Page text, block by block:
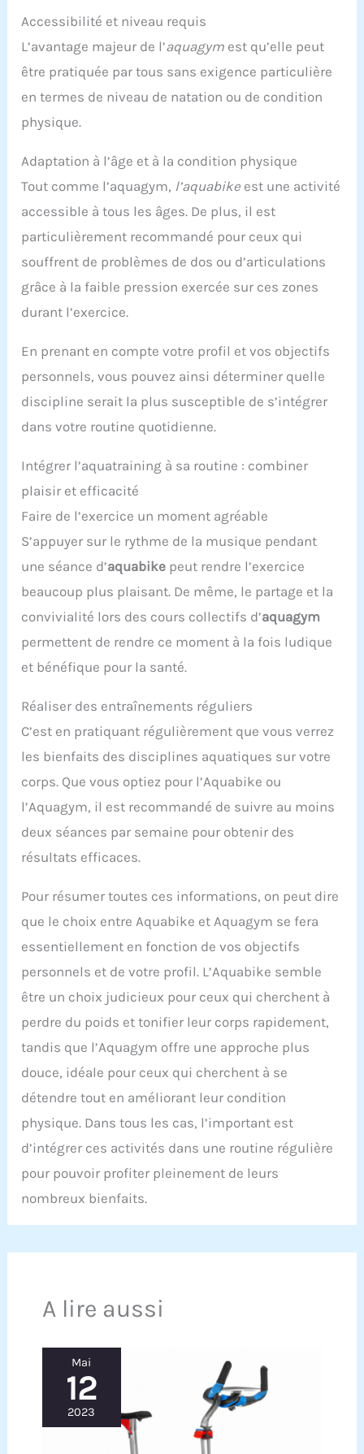
Accessibilité et niveau requis
L’avantage majeur de l’aquagym est qu’elle peut
être pratiquée par tous sans exigence particulière
en termes de niveau de natation ou de condition
physique.
Adaptation à l’âge et à la condition physique
Tout comme l’aquagym, l’aquabike est une activité
accessible à tous les âges. De plus, il est
particulièrement recommandé pour ceux qui
souffrent de problèmes de dos ou d’articulations
grâce à la faible pression exercée sur ces zones
durant l’exercice.
En prenant en compte votre profil et vos objectifs
personnels, vous pouvez ainsi déterminer quelle
discipline serait la plus susceptible de s’intégrer
dans votre routine quotidienne.
Intégrer l’aquatraining à sa routine : combiner
plaisir et efficacité
Faire de l’exercice un moment agréable
S’appuyer sur le rythme de la musique pendant
une séance d’aquabike peut rendre l’exercice
beaucoup plus plaisant. De même, le partage et la
convivialité lors des cours collectifs d’aquagym
permettent de rendre ce moment à la fois ludique
et bénéfique pour la santé.
Réaliser des entraînements réguliers
C’est en pratiquant régulièrement que vous verrez
les bienfaits des disciplines aquatiques sur votre
corps. Que vous optiez pour l’Aquabike ou
l’Aquagym, il est recommandé de suivre au moins
deux séances par semaine pour obtenir des
résultats efficaces.
Pour résumer toutes ces informations, on peut dire
que le choix entre Aquabike et Aquagym se fera
essentiellement en fonction de vos objectifs
personnels et de votre profil. L’Aquabike semble
être un choix judicieux pour ceux qui cherchent à
perdre du poids et tonifier leur corps rapidement,
tandis que l’Aquagym offre une approche plus
douce, idéale pour ceux qui cherchent à se
détendre tout en améliorant leur condition
physique. Dans tous les cas, l’important est
d’intégrer ces activités dans une routine régulière
pour pouvoir profiter pleinement de leurs
nombreux bienfaits.
A lire aussi
Mai
12
2023